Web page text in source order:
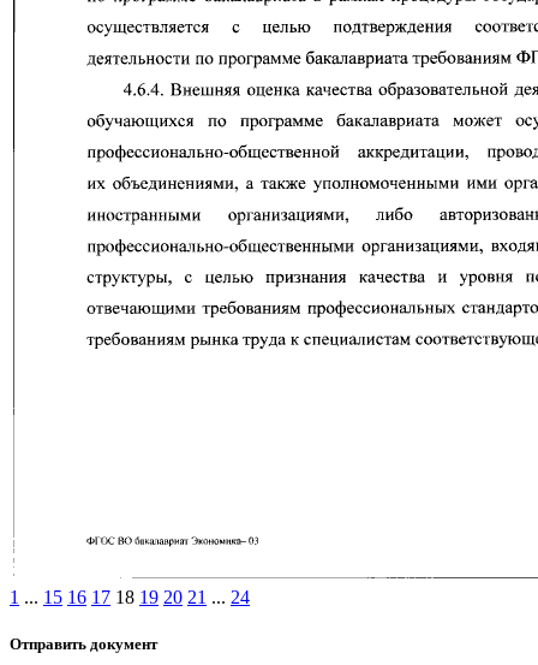
1 ... 15 16 17 18 19 20 21 ... 24
Отправить документ